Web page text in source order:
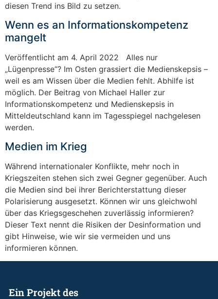
diesen Trend ins Bild zu setzen.
Wenn es an Informationskompetenz
mangelt
Veröffentlicht am 4. April 2022 Alles nur
„Lügenpresse“? Im Osten grassiert die Medienskepsis –
weil es am Wissen über die Medien fehlt. Abhilfe ist
möglich. Der Beitrag von Michael Haller zur
Informationskompetenz und Medienskepsis in
Mitteldeutschland kann im Tagesspiegel nachgelesen
werden.
Medien im Krieg
Während internationaler Konflikte, mehr noch in
Kriegszeiten stehen sich zwei Gegner gegenüber. Auch
die Medien sind bei ihrer Berichterstattung dieser
Polarisierung ausgesetzt. Können wir uns gleichwohl
über das Kriegsgeschehen zuverlässig informieren?
Dieser Text nennt die Risiken der Desinformation und
gibt Hinweise, wie wir sie vermeiden und uns
informieren können.
Ein Projekt des